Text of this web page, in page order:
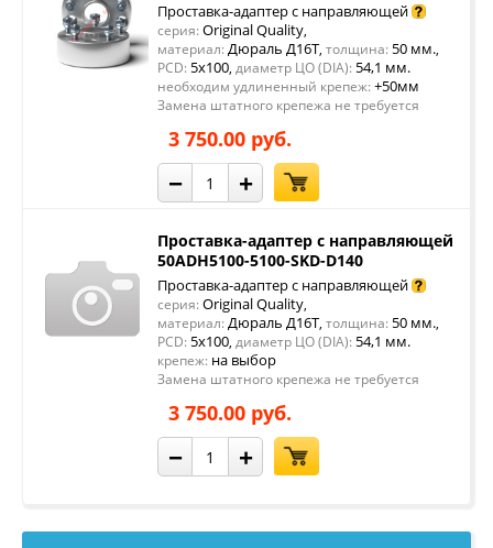
Проставка-адаптер с направляющей
серия: Original Quality,
материал: Дюраль Д16Т, толщина: 50 мм.,
PCD: 5x100, диаметр ЦО (DIA): 54,1 мм.
необходим удлиненный крепеж: +50мм
Замена штатного крепежа не требуется
3 750.00 руб.
− +
Проставка-адаптер с направляющей
50ADH5100-5100-SKD-D140
Проставка-адаптер с направляющей
серия: Original Quality,
материал: Дюраль Д16Т, толщина: 50 мм.,
PCD: 5x100, диаметр ЦО (DIA): 54,1 мм.
крепеж: на выбор
Замена штатного крепежа не требуется
3 750.00 руб.
− +